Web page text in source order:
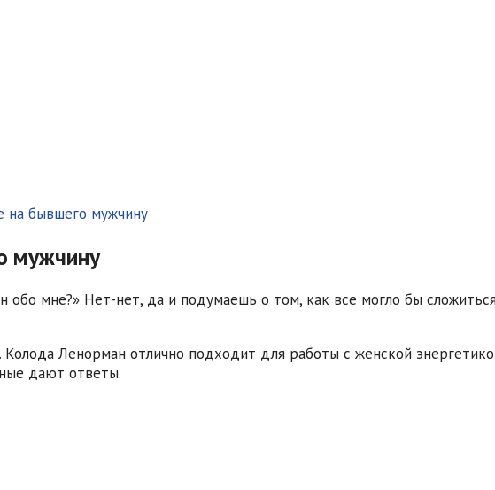
на бывшего мужчину
мужчину
мне?» Нет-нет, да и подумаешь о том, как все могло бы
Ленорман отлично подходит для работы с женской
дают ответы.